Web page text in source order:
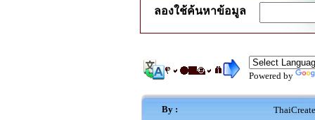
ลองใช้ค้นหาข้อมูล
Powered by
By :